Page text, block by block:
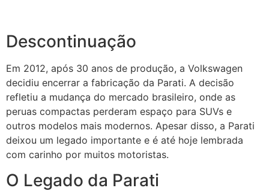
Descontinuação
Em 2012, após 30 anos de produção, a Volkswagen
decidiu encerrar a fabricação da Parati. A decisão
refletiu a mudança do mercado brasileiro, onde as
peruas compactas perderam espaço para SUVs e
outros modelos mais modernos. Apesar disso, a Parati
deixou um legado importante e é até hoje lembrada
com carinho por muitos motoristas.
O Legado da Parati